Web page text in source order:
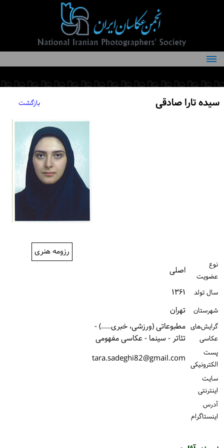
درباره انجمن
کمیته‌های انجمن
سیده تارا صادقی بازگشت
رزومه هنری
نوع
عضویت
اصلی
سال تولد ۱۳۶۱
شهرستان تهران
گرایش‌های
عکاسی
مطبوعاتی (ورزشی، خبری.....) -
تئاتر - سینما - عکاسی مفهومی
پست
الكترونیكی tara.sadeghi82@gmail.com
سایت
اینترنتی
آدرس
اینستاگرام